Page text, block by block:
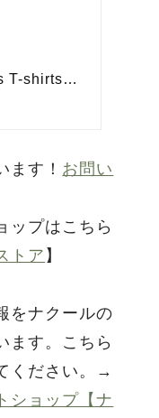
ます！ お問い
ップはこちら
トア 】
をナクールの
ます。こちら
ください。→
ショップ【ナ